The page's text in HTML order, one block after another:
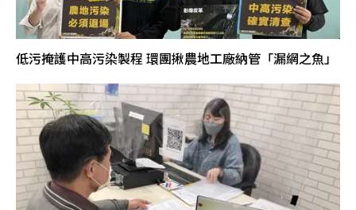
低污掩護中高污染製程 環團揪農地工廠納管「漏網之魚」